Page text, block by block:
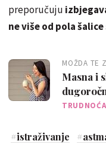
preporučuju
ne više od pola
MOŽDA TE
Masna i
TRUDNOĆA
#istraživanje #